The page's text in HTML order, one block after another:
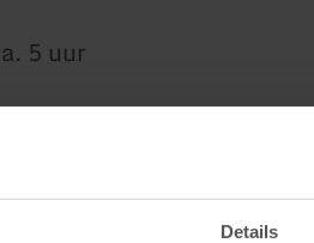
Details
5 uur
Wiesen